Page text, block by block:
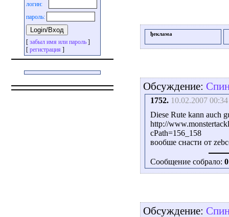
логин:
пароль:
[ забыл имя или пароль ]
[ регистрация ]
ђеклама
Обсуждение:
1752. 10.02.2007 00:34
Diese Rute kann auch
http://
cPath=156_158
вообше снасти от
Сообщение собрало: 0
Обсуждение: